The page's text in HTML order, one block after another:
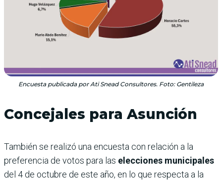
Encuesta publicada por Ati Snead Consultores. Foto: Gentileza
Concejales para Asunción
También se realizó una encuesta con relación a la
preferencia de votos para las elecciones municipales
del 4 de octubre de este año, en lo que respecta a la